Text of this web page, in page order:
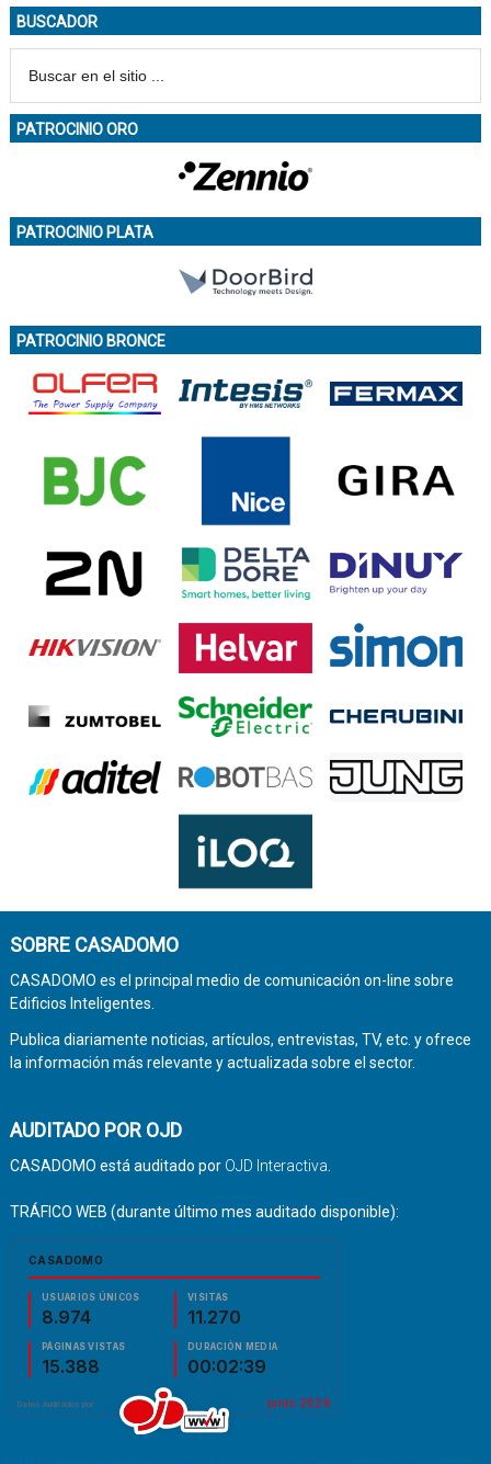
BUSCADOR
PATROCINIO ORO
PATROCINIO PLATA
PATROCINIO BRONCE
SOBRE CASADOMO
CASADOMO es el principal medio de comunicación on-line sobre
Edificios Inteligentes.
Publica diariamente noticias, artículos, entrevistas, TV, etc. y ofrece
la información más relevante y actualizada sobre el sector.
AUDITADO POR OJD
CASADOMO está auditado por OJD Interactiva
TRÁFICO WEB (durante último mes auditado disponible):